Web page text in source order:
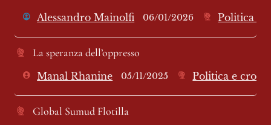
Alessandro Mainolfi 06/01/2026 Politica e
La speranza dell’oppresso
Manal Rhanine 05/11/2025 Politica e
Global Sumud Flotilla